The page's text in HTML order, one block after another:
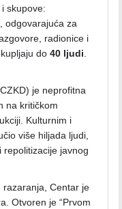
skupove:
odgovarajuća za
radionice i
do 40 ljudi.
je neprofitna
na kritičkom
Kulturnim i
više hiljada ljudi,
repolitizacije javnog
razaranja, Centar je
Otvoren je “Prvom